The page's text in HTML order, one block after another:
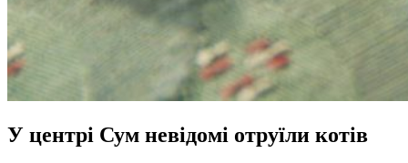
У центрі Сум невідомі отруїли котів